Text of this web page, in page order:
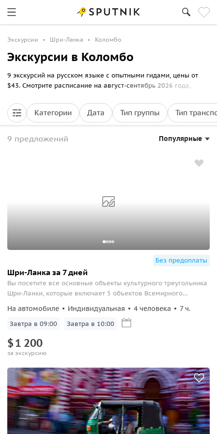
Экскурсии Шри-Ланка Коломбо
Экскурсии в Коломбо
9 экскурсий на русском языке с опытными гидами, цены от
$43. Смотрите расписание на август-сентябрь 2026 года,
билеты онлайн на Спутник8.
Категории Дата Тип группы Тип
9 предложений Популярные
Без предоплаты
Шри-Ланка за 7 дней
Вы посетите все основные объекты культурного треугольника
Шри-Ланки, которые включает 5 объектов Всемирного
На автомобиле Индивидуальная 4 человека 7 ч.
Завтра в 09:00 Завтра в 10:00
$1 200
за экскурсию